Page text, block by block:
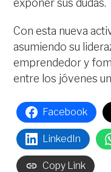
exponer sus dudas.
Con esta nueva
asumiendo su
emprendedor y
entre los jóvenes
Facebook
LinkedIn
Copy Link